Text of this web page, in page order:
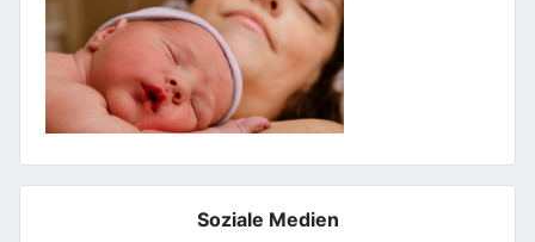
Soziale Medien